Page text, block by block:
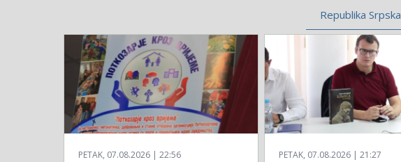
Republika Srpska
PETAK, 07.08.2026 | 22:56 PETAK, 07.08.2026 | 21:27